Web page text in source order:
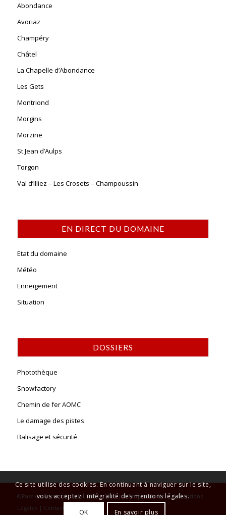
Abondance
Avoriaz
Champéry
Châtel
La Chapelle d’Abondance
Les Gets
Montriond
Morgins
Morzine
St Jean d’Aulps
Torgon
Val d’Illiez – Les Crosets – Champoussin
EN DIRECT DU DOMAINE
Etat du domaine
Météo
Enneigement
Situation
DOSSIERS
Photothèque
Snowfactory
Chemin de fer AOMC
Le damage des pistes
Balisage et sécurité
©Passion Portes du Soleil 2014 - 2024 |A Propos de Nous|Mentions
Légales| Contact
Ce site utilise des cookies. En continuant à naviguer sur le site,
vous acceptez l'intégralité des mentions légales.
OK
En savoir plus